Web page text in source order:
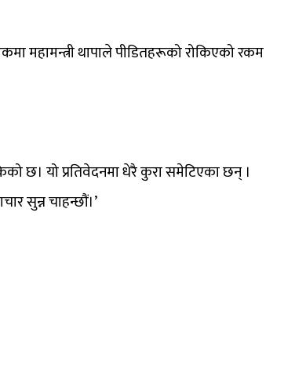
महामन्त्री थापाले पीडितहरूको रोकिएको रकम
छ। यो प्रतिवेदनमा धेरै कुरा समेटिएका छन् ।
सुन्न चाहन्छौं।’